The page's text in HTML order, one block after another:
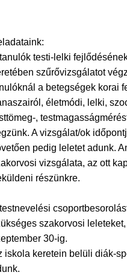
testi-lelki
szűrővizsgálatot
a betegségek korai
életmódi, lelki,
,
A vizsgálat/ok
pedig leletet adunk.
vizsgálata, az ott
részünkre.
szakorvosi
30-ig.
iskola keretein belüli diák-